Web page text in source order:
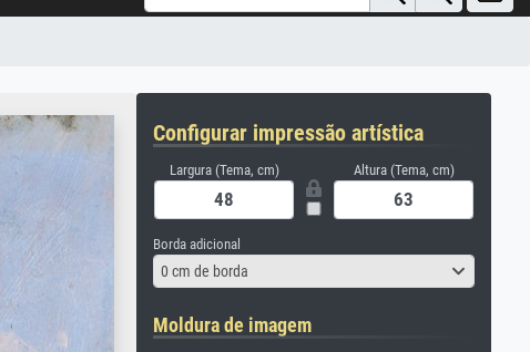
Configurar impressão artística
Largura (Tema, cm) Altura (Tema, cm)
Borda adicional
0 cm de borda
Moldura de imagem